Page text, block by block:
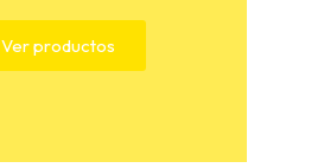
Ver productos